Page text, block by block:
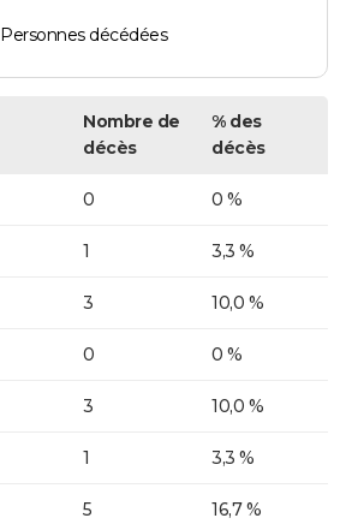
Personnes décédées
Nombre de
décès
% des
décès
0 0 %
1 3,3 %
3 10,0 %
0 0 %
3 10,0 %
1 3,3 %
5 16,7 %